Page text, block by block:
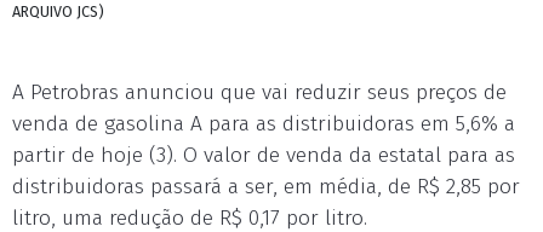
ARQUIVO JCS)
A Petrobras anunciou que vai reduzir seus preços de
venda de gasolina A para as distribuidoras em 5,6% a
partir de hoje (3). O valor de venda da estatal para as
distribuidoras passará a ser, em média, de R$ 2,85 por
litro, uma redução de R$ 0,17 por litro.